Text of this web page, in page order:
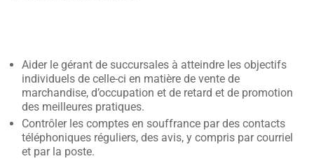
Aider le gérant de succursales à atteindre les objectifs
individuels de celle-ci en matière de vente de
marchandise, d’occupation et de retard et de promotion
des meilleures pratiques.
Contrôler les comptes en souffrance par des contacts
téléphoniques réguliers, des avis, y compris par courriel
et par la poste.